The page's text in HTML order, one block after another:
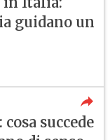
guidano un
succede